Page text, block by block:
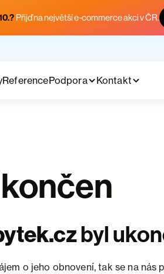
Přijď na největší e-commerce akci v ČR.
ReferencePodpora Kontakt
byl
o jeho obnovení, tak se na nás